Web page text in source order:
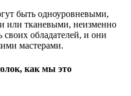
быть одноуровневыми,
или тканевыми, неизменно
своих обладателей, и они
мастерами.
как мы это